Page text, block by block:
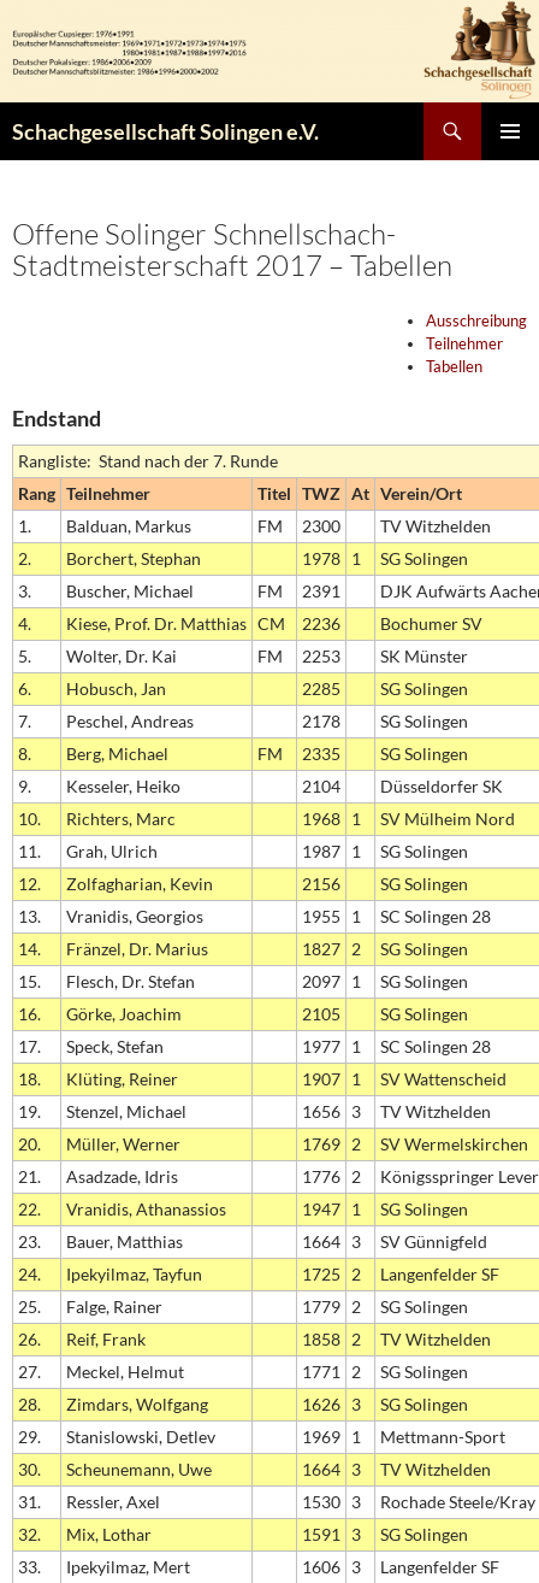
Inhalt
springen
Schachgesellschaft Solingen e.V.
Offene Solinger Schnellschach-
Stadtmeisterschaft 2017 – Tabellen
Ausschreibung
Teilnehmer
Tabellen
Endstand
Rangliste: Stand nach der 7. Runde
Rang Teilnehmer Titel TWZ At Verein/Ort
1.
Balduan, Markus FM 2300
TV Witzhelden
2.
Borchert, Stephan 1978 1
SG Solingen
3.
Buscher, Michael FM 2391
DJK Aufwärts
4.
Kiese, Prof. Dr. Matthias CM 2236
Bochumer SV
5.
Wolter, Dr. Kai FM 2253
SK Münster
6.
Hobusch, Jan 2285
SG Solingen
7.
Peschel, Andreas 2178
SG Solingen
8.
Berg, Michael FM 2335
SG Solingen
9.
Kesseler, Heiko 2104
Düsseldorfer SK
10.
Richters, Marc 1968 1
SV Mülheim Nord
11.
Grah, Ulrich 1987 1
SG Solingen
12.
Zolfagharian, Kevin 2156
SG Solingen
13.
Vranidis, Georgios 1955 1
SC Solingen 28
14.
Fränzel, Dr. Marius 1827 2
SG Solingen
15.
Flesch, Dr. Stefan 2097 1
SG Solingen
16.
Görke, Joachim 2105
SG Solingen
17.
Speck, Stefan 1977 1
SC Solingen 28
18.
Klüting, Reiner 1907 1
SV Wattenscheid
19.
Stenzel, Michael 1656 3
TV Witzhelden
20.
Müller, Werner 1769 2
SV Wermelskirchen
21.
Asadzade, Idris 1776 2
Königsspringer
22.
Vranidis, Athanassios 1947 1
SG Solingen
23.
Bauer, Matthias 1664 3
SV Günnigfeld
24.
Ipekyilmaz, Tayfun 1725 2
Langenfelder SF
25.
Falge, Rainer 1779 2
SG Solingen
26.
Reif, Frank 1858 2
TV Witzhelden
27.
Meckel, Helmut 1771 2
SG Solingen
28.
Zimdars, Wolfgang 1626 3
SG Solingen
29.
Stanislowski, Detlev 1969 1
Mettmann-Sport
30.
Scheunemann, Uwe 1664 3
TV Witzhelden
31.
Ressler, Axel 1530 3
Rochade Steele/Kray
32.
Mix, Lothar 1591 3
SG Solingen
33.
Ipekyilmaz, Mert 1606 3
Langenfelder SF